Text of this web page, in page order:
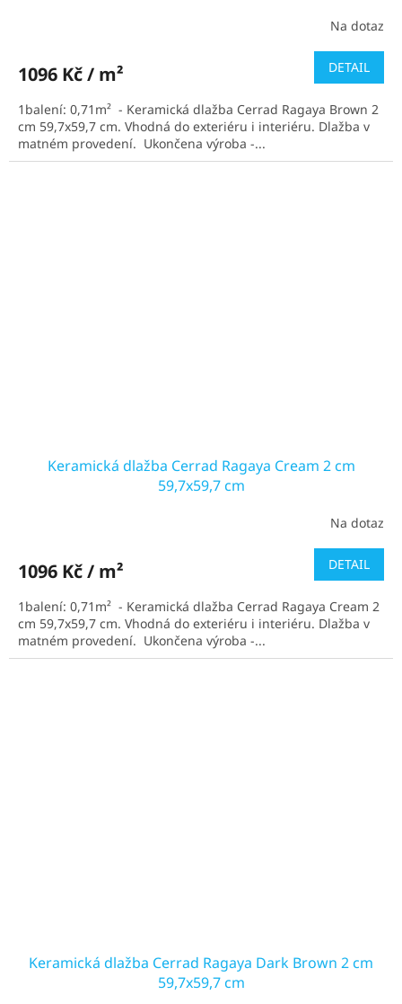
Na dotaz
1096 Kč / m² DETAIL
1balení: 0,71m² - Keramická dlažba Cerrad Ragaya Brown 2
cm 59,7x59,7 cm. Vhodná do exteriéru i interiéru. Dlažba v
matném provedení. Ukončena výroba -...
Keramická dlažba Cerrad Ragaya Cream 2 cm
59,7x59,7 cm
Na dotaz
1096 Kč / m² DETAIL
1balení: 0,71m² - Keramická dlažba Cerrad Ragaya Cream 2
cm 59,7x59,7 cm. Vhodná do exteriéru i interiéru. Dlažba v
matném provedení. Ukončena výroba -...
Keramická dlažba Cerrad Ragaya Dark Brown 2 cm
59,7x59,7 cm